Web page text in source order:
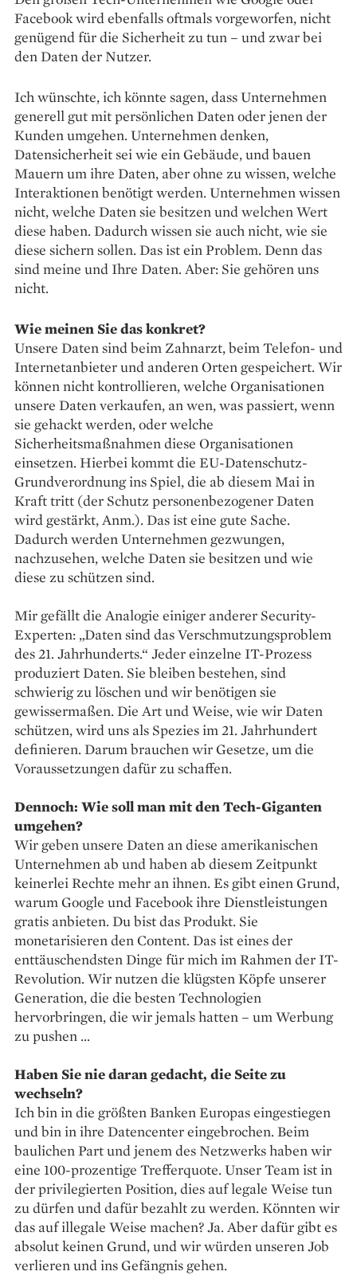
Facebook wird ebenfalls oftmals vorgeworfen, nicht
genügend für die Sicherheit zu tun – und zwar bei
den Daten der Nutzer.
Ich wünschte, ich könnte sagen, dass Unternehmen
generell gut mit persönlichen Daten oder jenen der
Kunden umgehen. Unternehmen denken,
Datensicherheit sei wie ein Gebäude, und bauen
Mauern um ihre Daten, aber ohne zu wissen, ­welche
Interaktionen benötigt werden. Unternehmen wissen
nicht, welche Daten sie besitzen und welchen Wert
diese haben. Dadurch wissen sie auch nicht, wie sie
diese sichern sollen. Das ist ein Problem. Denn das
sind meine und Ihre Daten. Aber: Sie gehören uns
nicht.
Wie meinen Sie das konkret?
Unsere Daten sind beim Zahnarzt, beim Telefon- und
Internetanbieter und anderen Orten gespeichert. Wir
können nicht kontrollieren, welche Organisationen
unsere Daten verkaufen, an wen, was passiert, wenn
sie gehackt werden, oder welche
Sicherheitsmaßnahmen diese Organisationen
einsetzen. Hierbei kommt die EU-Datenschutz-
Grundverordnung ins Spiel, die ab diesem Mai in
Kraft tritt (der Schutz personenbezogener Daten
wird gestärkt, Anm.). Das ist eine gute Sache.
Dadurch werden Unternehmen gezwungen,
nachzusehen, welche Daten sie besitzen und wie
diese zu schützen sind.
Mir gefällt die Analogie einiger anderer Security-
Experten: „Daten sind das Verschmutzungsproblem
des 21. Jahrhunderts.“ Jeder einzelne IT-Prozess
produziert Daten. Sie bleiben bestehen, sind
schwierig zu löschen und wir benötigen sie
gewissermaßen. Die Art und Weise, wie wir Daten
schützen, wird uns als Spezies im 21. Jahrhundert
definieren. Darum brauchen wir Gesetze, um die
Voraussetzungen dafür zu schaffen.
Dennoch: Wie soll man mit den Tech-Giganten
umgehen?
Wir geben unsere Daten an diese amerikanischen
Unternehmen ab und haben ab diesem Zeitpunkt
keinerlei Rechte mehr an ihnen. Es gibt einen Grund,
warum Google und Facebook ihre Dienstleistungen
gratis anbieten. Du bist das Produkt. Sie
monetarisieren den Content. Das ist eines der
enttäuschendsten Dinge für mich im Rahmen der IT-
Revolution. Wir nutzen die klügsten Köpfe unserer
Generation, die die besten Technologien
hervorbringen, die wir jemals hatten – um Werbung
zu pushen …
Haben Sie nie daran gedacht, die Seite zu
wechseln?
Ich bin in die größten Banken Europas eingestiegen
und bin in ihre Datencenter eingebrochen. Beim
baulichen Part und jenem des Netzwerks haben wir
eine 100-prozentige Trefferquote. Unser Team ist in
der privilegierten Position, dies auf legale Weise tun
zu dürfen und dafür bezahlt zu werden. Könnten wir
das auf illegale Weise machen? Ja. Aber dafür gibt es
absolut keinen Grund, und wir würden unseren Job
verlieren und ins Gefängnis gehen.